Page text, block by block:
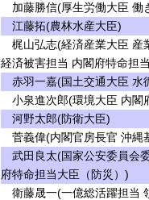
加藤勝信(厚生労働大臣 働
江藤拓(農林水産大臣)
梶山弘志(経済産業大臣 産
経済被害担当 内閣府特命担
赤羽一嘉(国土交通大臣 水
小泉進次郎(環境大臣 内閣
河野太郎(防衛大臣)
菅義偉(内閣官房長官 沖縄
武田良太(国家公安委員会
府特命担当大臣（防災）)
衛藤晟一(一億総活躍担当